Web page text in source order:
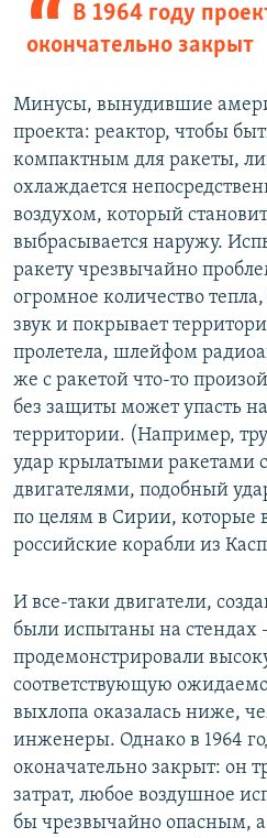
В 1964 году
окончательно закрыт
Минусы, вынудившие
проекта: реактор, чтобы
компактным для ракеты,
охлаждается
воздухом, который
выбрасывается наружу.
ракету чрезвычайно
огромное количество
звук и покрывает
пролетела, шлейфом
же с ракетой что-то
без защиты может упасть
территории. (Например,
удар крылатыми ракетами
двигателями, подобный
по целям в Сирии, которые
российские корабли из
И все-таки двигатели,
были испытаны на стендах
продемонстрировали
соответствующую
выхлопа оказалась ниже,
инженеры. Однако в 1964
оконачательно закрыт: он
затрат, любое воздушное
бы чрезвычайно опасным, а